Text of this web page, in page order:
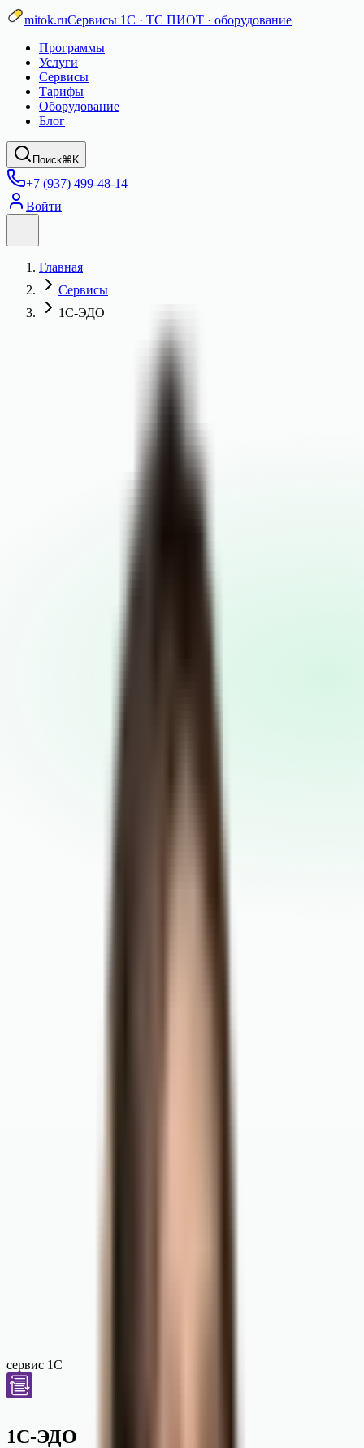
mitok.ruСервисы 1С · ТС ПИОТ · оборудование
Программы
Услуги
Сервисы
Тарифы
Оборудование
Блог
Поиск⌘K
+7 (937) 499-48-14
Войти
Главная
Сервисы
1С-ЭДО
сервис 1С
1С-ЭДО